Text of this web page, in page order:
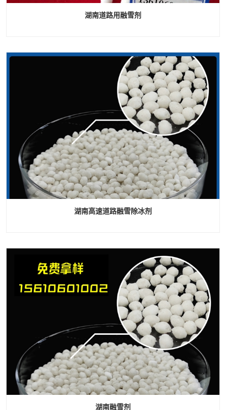
湖南道路用融雪剂
湖南高速道路融雪除冰剂
湖南融雪剂